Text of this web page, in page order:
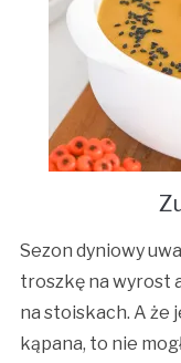
Sezon dyniowy
troszkę na wyrost
na stoiskach. A że
kąpana, to nie